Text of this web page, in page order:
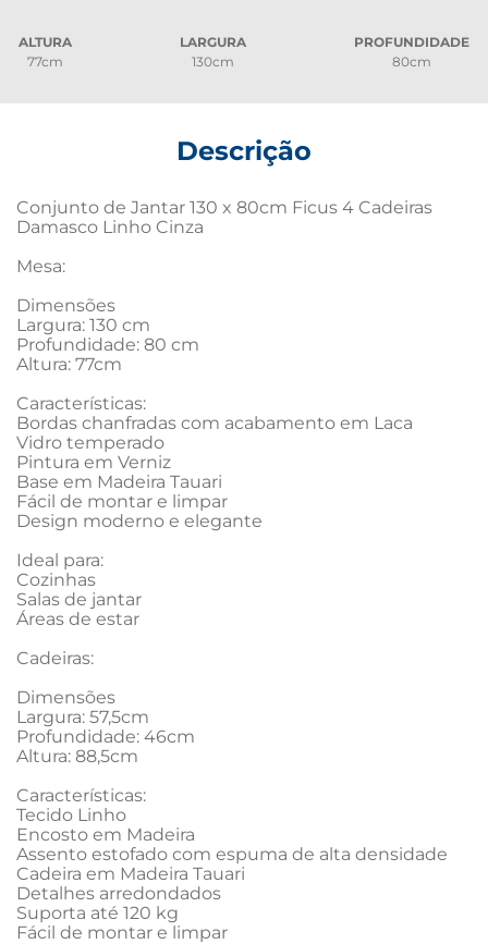
ALTURA
77cm
LARGURA
130cm
PROFUNDIDADE
80cm
Descrição
Conjunto de Jantar 130 x 80cm Ficus 4 Cadeiras
Damasco Linho Cinza
Mesa:
Dimensões
Largura: 130 cm
Profundidade: 80 cm
Altura: 77cm
Características:
Bordas chanfradas com acabamento em Laca
Vidro temperado
Pintura em Verniz
Base em Madeira Tauari
Fácil de montar e limpar
Design moderno e elegante
Ideal para:
Cozinhas
Salas de jantar
Áreas de estar
Cadeiras:
Dimensões
Largura: 57,5cm
Profundidade: 46cm
Altura: 88,5cm
Características:
Tecido Linho
Encosto em Madeira
Assento estofado com espuma de alta densidade
Cadeira em Madeira Tauari
Detalhes arredondados
Suporta até 120 kg
Fácil de montar e limpar